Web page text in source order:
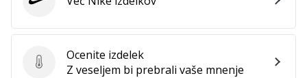
Ocenite izdelek
Ocenite izdelek
Z veseljem bi prebrali vaše mnenje
Nike